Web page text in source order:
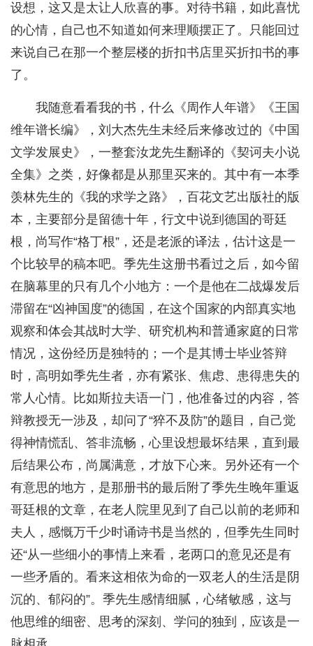
设想，这又是太让人欣喜的事。对待书籍，如此喜忧
的心情，自己也不知道如何来理顺摆正了。只能回过
来说自己在那一个整层楼的折扣书店里买折扣书的事
了。
我随意看看我的书，什么《周作人年谱》《王国
维年谱长编》，刘大杰先生未经后来修改过的《中国
文学发展史》，一整套汝龙先生翻译的《契诃夫小说
全集》之类，好像都是从那里买来的。其中有一本季
羡林先生的《我的求学之路》，百花文艺出版社的版
本，主要部分是留德十年，行文中说到德国的哥廷
根，尚写作“格丁根”，还是老派的译法，估计这是一
个比较早的稿本吧。季先生这册书看过之后，如今留
在脑幕里的只有几个小地方：一个是他在二战爆发后
滞留在“凶神国度”的德国，在这个国家的内部真实地
观察和体会其战时大学、研究机构和普通家庭的日常
情况，这份经历是独特的；一个是其博士毕业答辩
时，高明如季先生者，亦有紧张、焦虑、患得患失的
常人心情。比如斯拉夫语一门，他准备过的内容，答
辩教授无一涉及，却问了“猝不及防”的题目，自己觉
得神情慌乱、答非流畅，心里设想最坏结果，直到最
后结果公布，尚属满意，才放下心来。另外还有一个
有意思的地方，是那册书的最后附了季先生晚年重返
哥廷根的文章，在老人院里见到了自己以前的老师和
夫人，感慨万千少时诵诗书是当然的，但季先生同时
还“从一些细小的事情上来看，老两口的意见还是有
一些矛盾的。看来这相依为命的一双老人的生活是阴
沉的、郁闷的”。季先生感情细腻，心绪敏感，这与
他思维的细密、思考的深刻、学问的独到，应该是一